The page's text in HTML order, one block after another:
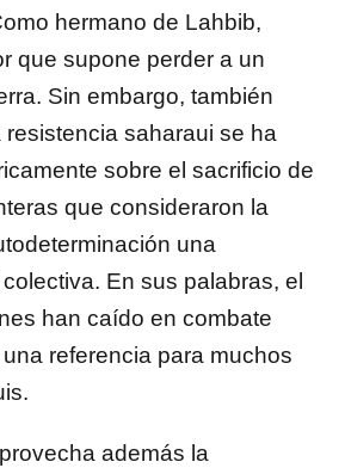
hermano de Lahbib,
que supone perder a un
Sin embargo, también
resistencia saharaui se ha
sobre el sacrificio de
que consideraron la
una
En sus palabras, el
han caído en combate
referencia para muchos
además la